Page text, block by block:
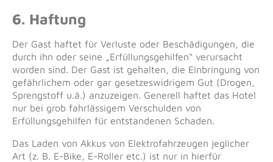
6. Haftung
Der Gast haftet für Verluste oder Beschädigungen, die
durch ihn oder seine „Erfüllungsgehilfen“ verursacht
worden sind. Der Gast ist gehalten, die Einbringung von
gefährlichem oder gar gesetzeswidrigem Gut (Drogen,
Sprengstoff u.ä.) anzuzeigen. Generell haftet das Hotel
nur bei grob fahrlässigem Verschulden von
Erfüllungsgehilfen für entstandenen Schaden.
Das Laden von Akkus von Elektrofahrzeugen jeglicher
Art (z. B. E-Bike, E-Roller etc.) ist nur in hierfür